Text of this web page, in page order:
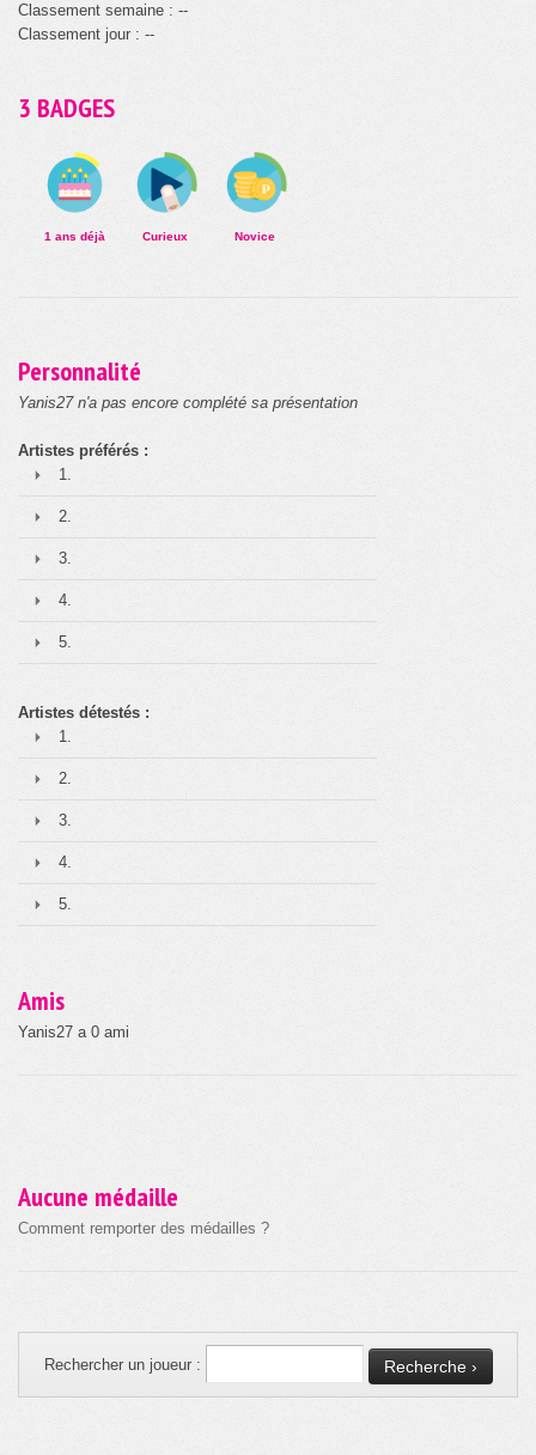
Classement semaine : --
Classement jour : --
3 BADGES
1 ans déjà Curieux Novice
Personnalité
Yanis27 n'a pas encore complété sa présentation
Artistes préférés :
1.
2.
3.
4.
5.
Artistes détestés :
1.
2.
3.
4.
5.
Amis
Yanis27 a 0 ami
Aucune médaille
Comment remporter des médailles ?
Rechercher un joueur :